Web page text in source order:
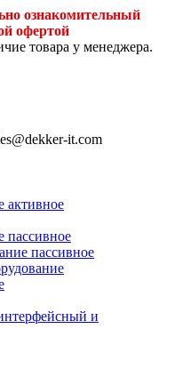
ознакомительный
офертой
товара у менеджера.
it.com
активное
пассивное
пассивное
и